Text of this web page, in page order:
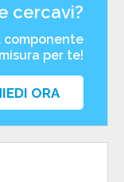
cercavi?
componente
per te!
ORA